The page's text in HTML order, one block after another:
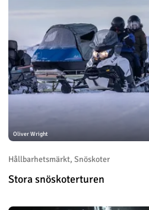
Oliver Wright
Hållbarhetsmärkt, Snöskoter
Stora snöskoterturen